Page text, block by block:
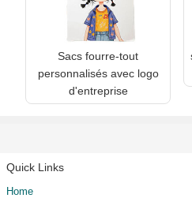
Sacs fourre-tout
personnalisés avec logo
d'entreprise
Quick Links
Home